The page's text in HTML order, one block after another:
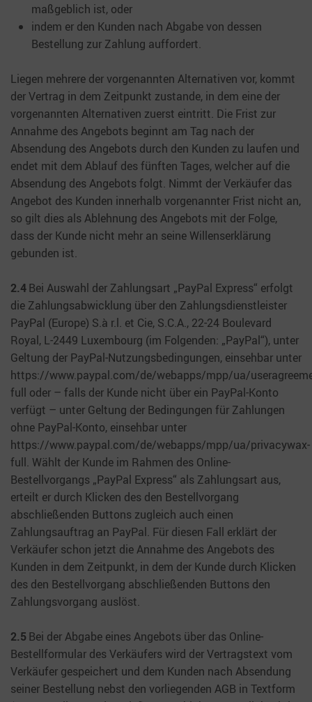
maßgeblich ist, oder
indem er den Kunden nach Abgabe von dessen
Bestellung zur Zahlung auffordert.
Liegen mehrere der vorgenannten Alternativen vor, kommt
der Vertrag in dem Zeitpunkt zustande, in dem eine der
vorgenannten Alternativen zuerst eintritt. Die Frist zur
Annahme des Angebots beginnt am Tag nach der
Absendung des Angebots durch den Kunden zu laufen und
endet mit dem Ablauf des fünften Tages, welcher auf die
Absendung des Angebots folgt. Nimmt der Verkäufer das
Angebot des Kunden innerhalb vorgenannter Frist nicht an,
so gilt dies als Ablehnung des Angebots mit der Folge,
dass der Kunde nicht mehr an seine Willenserklärung
gebunden ist.
2.4Bei Auswahl der Zahlungsart „PayPal Express“ erfolgt
die Zahlungsabwicklung über den Zahlungsdienstleister
PayPal (Europe) S.à r.l. et Cie, S.C.A., 22-24 Boulevard
Royal, L-2449 Luxembourg (im Folgenden: „PayPal“), unter
Geltung der PayPal-Nutzungsbedingungen, einsehbar unter
https://www.paypal.com/de/webapps/mpp/ua/
full oder – falls der Kunde nicht über ein PayPal-Konto
verfügt – unter Geltung der Bedingungen für Zahlungen
ohne PayPal-Konto, einsehbar unter
https://www.paypal.com/de/webapps/mpp/ua/privacywax-
full. Wählt der Kunde im Rahmen des Online-
Bestellvorgangs „PayPal Express“ als Zahlungsart aus,
erteilt er durch Klicken des den Bestellvorgang
abschließenden Buttons zugleich auch einen
Zahlungsauftrag an PayPal. Für diesen Fall erklärt der
Verkäufer schon jetzt die Annahme des Angebots des
Kunden in dem Zeitpunkt, in dem der Kunde durch Klicken
des den Bestellvorgang abschließenden Buttons den
Zahlungsvorgang auslöst.
2.5 Bei der Abgabe eines Angebots über das Online-
Bestellformular des Verkäufers wird der Vertragstext vom
Verkäufer gespeichert und dem Kunden nach Absendung
seiner Bestellung nebst den vorliegenden AGB in Textform